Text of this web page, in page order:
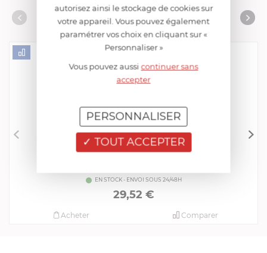
Consommables complémentaires
Livres de cuisine
PRODUITS CONSEILLÉS
CRISTEL
EN STOCK - ENVOI SOUS 24/48H
29,52 €
Comparer
Acheter
autorisez ainsi le stockage de cookies sur
votre appareil. Vous pouvez également
paramétrer vos choix en cliquant sur «
Personnaliser »
Vous pouvez aussicontinuer sans
accepter
TOUT ACCEPTER
PERSONNALISER